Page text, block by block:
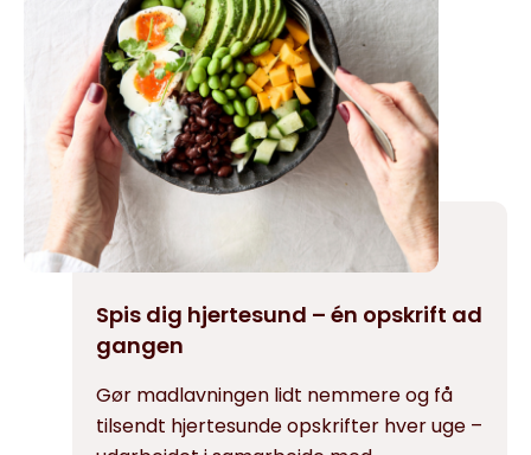
Spis dig hjertesund – én opskrift ad
gangen
Gør madlavningen lidt nemmere og få
tilsendt hjertesunde opskrifter hver uge –